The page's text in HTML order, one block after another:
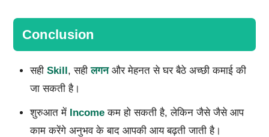
Conclusion
सही Skill, सहीलगनऔर मेहनत से घर बैठे अच्छी कमाई की
जा सकती है।
शुरुआत में Incomeकम हो सकती है, लेकिन जैसे जैसे आप
काम करेंगे अनुभव के बाद आपकी आय बढ़ती जाती है।